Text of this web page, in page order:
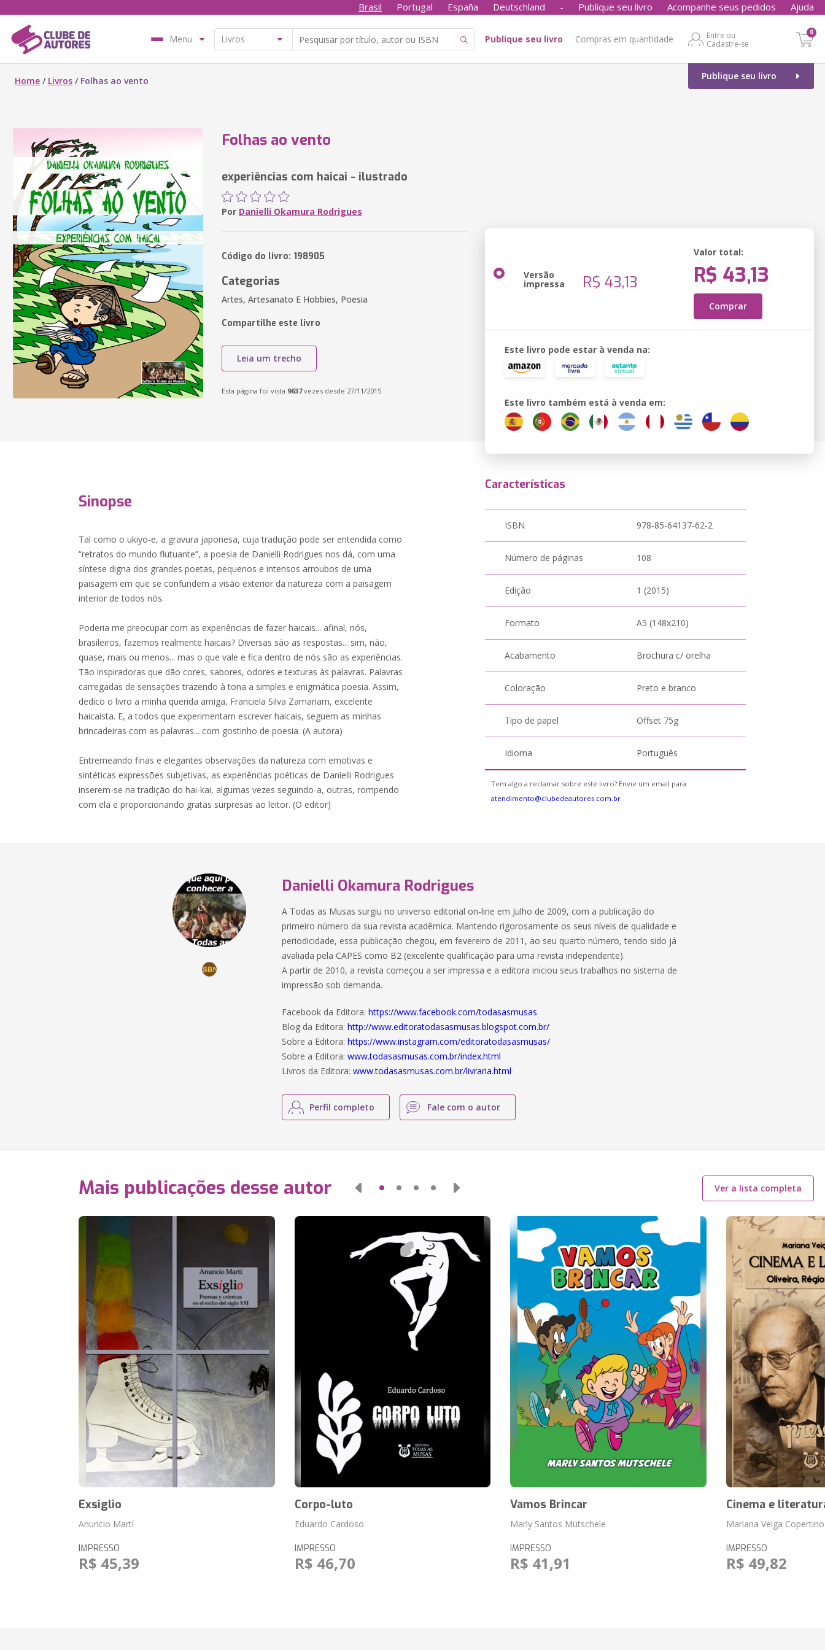
Brasil Portugal España Deutschland - Publique seu livro Acompanhe seus pedidos Ajuda
Menu Publique seu livro Compras em quantidade
Entre ou
Cadastre-se
0
Publique seu livro
Home / Livros / Folhas ao vento
Folhas ao vento
experiências com haicai - ilustrado
Por Danielli Okamura Rodrigues
Código do livro: 198905
Categorias
Artes, Artesanato E Hobbies, Poesia
Compartilhe este livro
Leia um trecho
Esta página foi vista 9637vezes desde 27/11/2015
Versão
impressa R$ 43,13
Valor total:
R$ 43,13
Comprar
Este livro pode estar à venda na:
Este livro também está à venda em:
Sinopse
Tal como o ukiyo-e, a gravura japonesa, cuja tradução pode ser entendida como
“retratos do mundo flutuante”, a poesia de Danielli Rodrigues nos dá, com uma
síntese digna dos grandes poetas, pequenos e intensos arroubos de uma
paisagem em que se confundem a visão exterior da natureza com a paisagem
interior de todos nós.
Poderia me preocupar com as experiências de fazer haicais... afinal, nós,
brasileiros, fazemos realmente haicais? Diversas são as respostas... sim, não,
quase, mais ou menos... mas o que vale e fica dentro de nós são as experiências.
Tão inspiradoras que dão cores, sabores, odores e texturas às palavras. Palavras
carregadas de sensações trazendo à tona a simples e enigmática poesia. Assim,
dedico o livro a minha querida amiga, Franciela Silva Zamariam, excelente
haicaísta. E, a todos que experimentam escrever haicais, seguem as minhas
brincadeiras com as palavras... com gostinho de poesia. (A autora)
Entremeando finas e elegantes observações da natureza com emotivas e
sintéticas expressões subjetivas, as experiências poéticas de Danielli Rodrigues
inserem-se na tradição do hai-kai, algumas vezes seguindo-a, outras, rompendo
com ela e proporcionando gratas surpresas ao leitor. (O editor)
Características
ISBN 978-85-64137-62-2
Número de páginas 108
Edição 1 (2015)
Formato A5 (148x210)
Acabamento Brochura c/ orelha
Coloração Preto e branco
Tipo de papel Offset 75g
Idioma Português
Tem algo a reclamar sobre este livro? Envie um email para
atendimento@clubedeautores.com.br
Danielli Okamura Rodrigues
A Todas as Musas surgiu no universo editorial on-line em Julho de 2009, com a publicação do
primeiro número da sua revista acadêmica. Mantendo rigorosamente os seus níveis de qualidade e
periodicidade, essa publicação chegou, em fevereiro de 2011, ao seu quarto número, tendo sido já
avaliada pela CAPES como B2 (excelente qualificação para uma revista independente).
A partir de 2010, a revista começou a ser impressa e a editora iniciou seus trabalhos no sistema de
impressão sob demanda.
Facebook da Editora:https://www.facebook.com/todasasmusas
Blog da Editora:http://www.editoratodasasmusas.blogspot.com.br/
Sobre a Editora:https://www.instagram.com/editoratodasasmusas/
Sobre a Editora:www.todasasmusas.com.br/index.html
Livros da Editora:www.todasasmusas.com.br/livraria.html
Perfil completo Fale com o autor
Mais publicações desse autor Ver a lista completa
Exsiglio
Anuncio Martí
IMPRESSO
R$ 45,39
Corpo-luto
Eduardo Cardoso
IMPRESSO
R$ 46,70
Vamos Brincar
Marly Santos Mütschele
IMPRESSO
R$ 41,91
Cinema e
Mariana Veiga Copertino
IMPRESSO
R$ 49,82